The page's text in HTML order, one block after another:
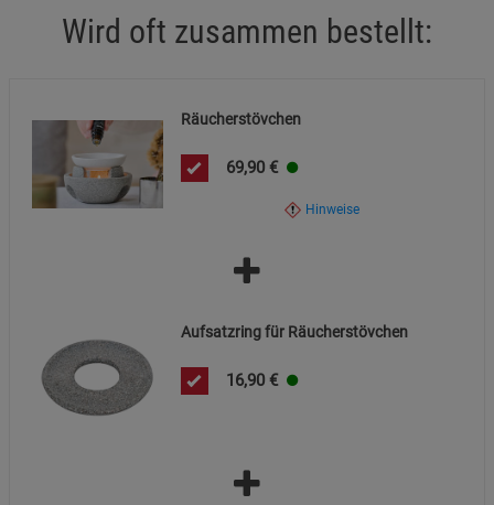
Wird oft zusammen bestellt:
Räucherstövchen
69,90 €
Hinweise
Aufsatzring für Räucherstövchen
16,90 €